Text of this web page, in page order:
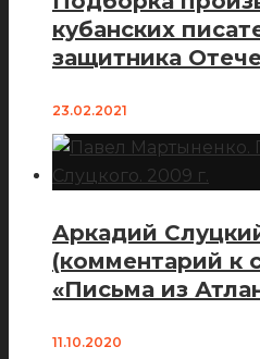
кубанских
защитника
23.02.2021
Аркадий
(комментарий к
«Письма из
11.10.2020